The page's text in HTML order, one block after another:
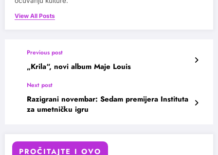
View All Posts
Previous post
„Krila“, novi album Maje Louis
Next post
Razigrani novembar: Sedam premijera Instituta
za umetničku igru
PROČITAJTE I OVO